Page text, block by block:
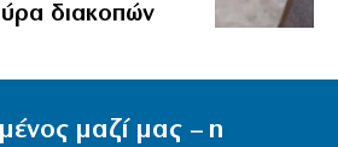
διακοπών
μαζί μας – η